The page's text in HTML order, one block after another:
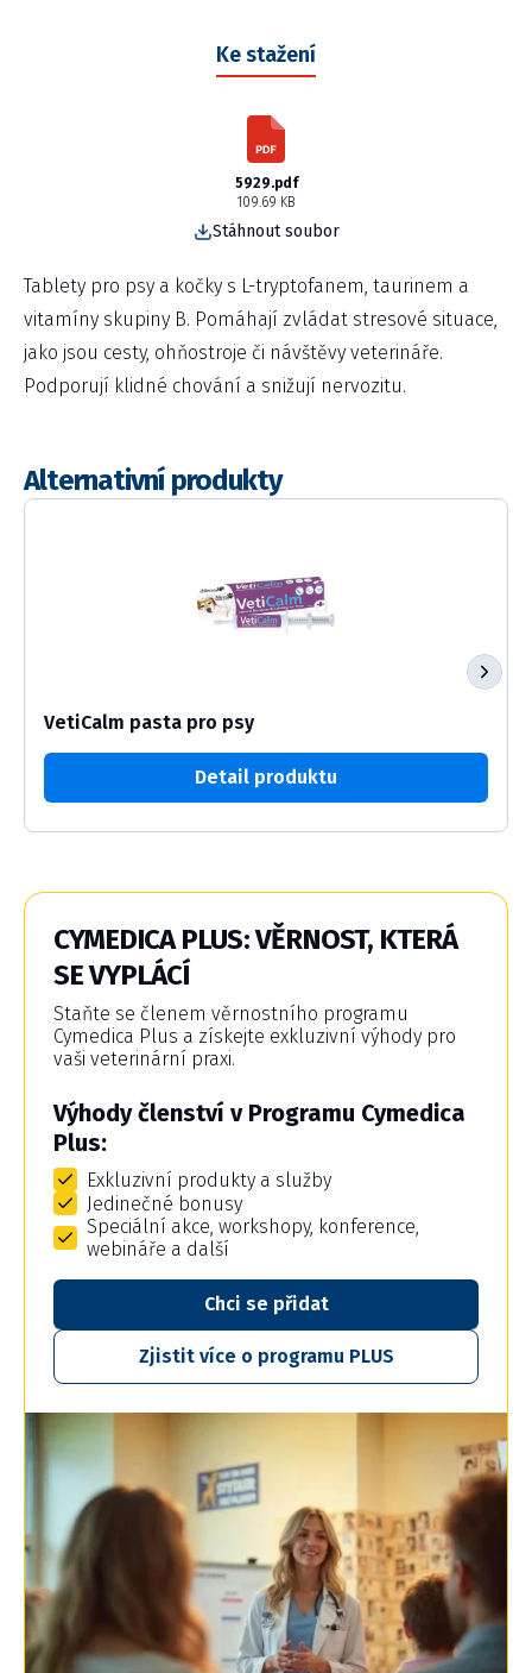
Ke stažení
5929.pdf
109.69 KB
Stáhnout soubor
Tablety pro psy a kočky s L-tryptofanem, taurinem a
vitamíny skupiny B. Pomáhají zvládat stresové situace,
jako jsou cesty, ohňostroje či návštěvy veterináře.
Podporují klidné chování a snižují nervozitu.
Alternativní produkty
VetiCalm pasta pro psy
Detail produktu
CYMEDICA PLUS: VĚRNOST, KTERÁ
SE VYPLÁCÍ
Staňte se členem věrnostního programu
Cymedica Plus a získejte exkluzivní výhody pro
vaši veterinární praxi.
Výhody členství v Programu Cymedica
Plus:
Exkluzivní produkty a služby
Jedinečné bonusy
Speciální akce, workshopy, konference,
webináře a další
Chci se přidat
Zjistit více o programu PLUS